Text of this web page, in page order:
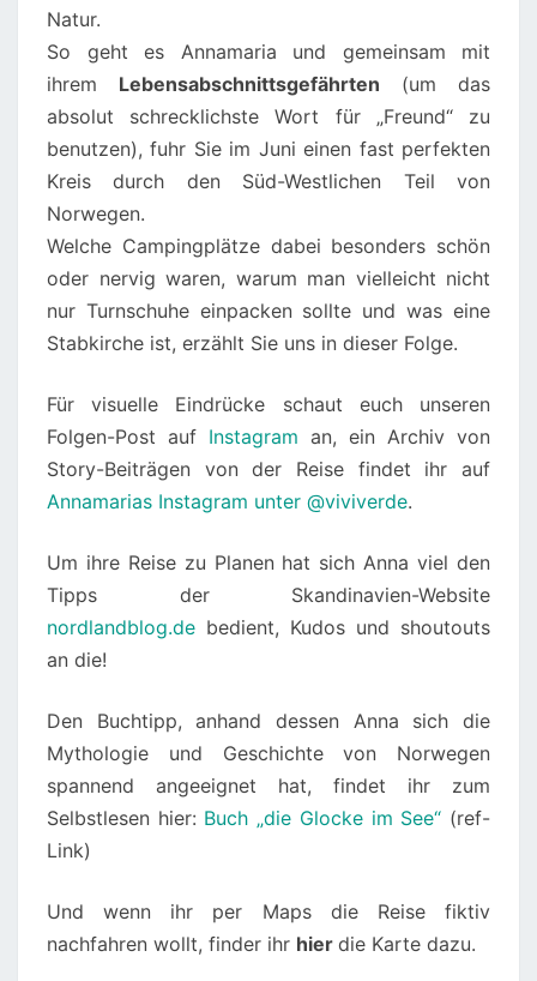
Natur.
So geht es Annamaria und gemeinsam mit
ihrem Lebensabschnittsgefährten (um das
absolut schrecklichste Wort für „Freund“ zu
benutzen), fuhr Sie im Juni einen fast perfekten
Kreis durch den Süd-Westlichen Teil von
Norwegen.
Welche Campingplätze dabei besonders schön
oder nervig waren, warum man vielleicht nicht
nur Turnschuhe einpacken sollte und was eine
Stabkirche ist, erzählt Sie uns in dieser Folge.
Für visuelle Eindrücke schaut euch unseren
Folgen-Post auf Instagram an, ein Archiv von
Story-Beiträgen von der Reise findet ihr auf
Annamarias Instagram unter @viviverde.
Um ihre Reise zu Planen hat sich Anna viel den
Tipps der Skandinavien-Website
nordlandblog.de bedient, Kudos und shoutouts
an die!
Den Buchtipp, anhand dessen Anna sich die
Mythologie und Geschichte von Norwegen
spannend angeeignet hat, findet ihr zum
Selbstlesen hier: Buch „die Glocke im See“ (ref-
Link)
Und wenn ihr per Maps die Reise fiktiv
nachfahren wollt, finder ihr hier die Karte dazu.